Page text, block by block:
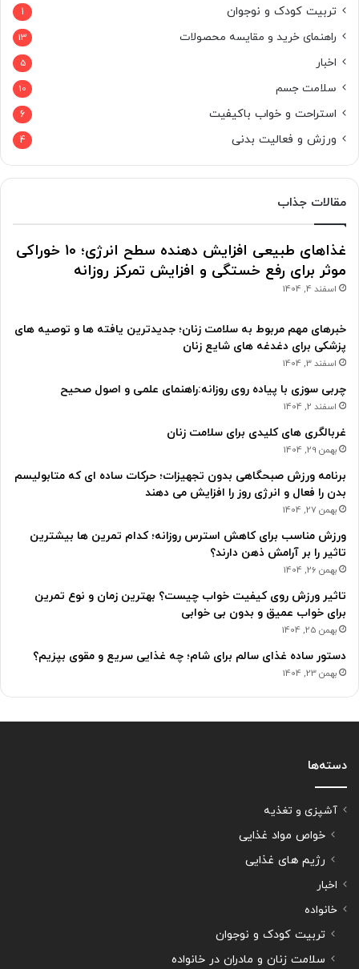
تربیت کودک و نوجوان 1
راهنمای خرید و مقایسه محصولات 13
اخبار 5
سلامت جسم 10
استراحت و خواب باکیفیت 6
ورزش و فعالیت بدنی 4
مقالات جذاب
غذاهای طبیعی افزایش دهنده سطح انرژی؛ 10 خوراکی
موثر برای رفع خستگی و افزایش تمرکز روزانه
اسفند 4, 1404
خبرهای مهم مربوط به سلامت زنان؛ جدیدترین یافته ها و توصیه های
پزشکی برای دغدغه های شایع زنان
اسفند 3, 1404
چربی سوزی با پیاده روی روزانه:راهنمای علمی و اصول صحیح
اسفند 2, 1404
غربالگری های کلیدی برای سلامت زنان
بهمن 29, 1404
برنامه ورزش صبحگاهی بدون تجهیزات؛ حرکات ساده ای که متابولیسم
بدن را فعال و انرژی روز را افزایش می دهند
بهمن 27, 1404
ورزش مناسب برای کاهش استرس روزانه؛ کدام تمرین ها بیشترین
تاثیر را بر آرامش ذهن دارند؟
بهمن 26, 1404
تاثیر ورزش روی کیفیت خواب چیست؟ بهترین زمان و نوع تمرین
برای خواب عمیق و بدون بی خوابی
بهمن 25, 1404
دستور ساده غذای سالم برای شام؛ چه غذایی سریع و مقوی بپزیم؟
بهمن 23, 1404
دسته‌ها
آشپزی و تغذیه
خواص مواد غذایی
رژیم های غذایی
اخبار
خانواده
تربیت کودک و نوجوان
سلامت زنان و مادران در خانواده